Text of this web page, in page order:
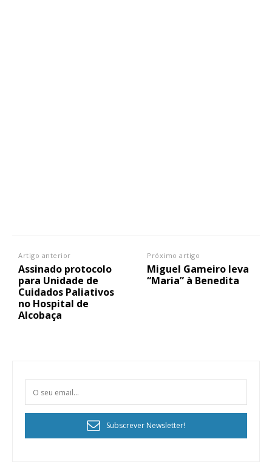
Artigo anterior
Assinado protocolo
para Unidade de
Cuidados Paliativos
no Hospital de
Alcobaça
Próximo artigo
Miguel Gameiro leva
“Maria” à Benedita
Subscrever Newsletter!